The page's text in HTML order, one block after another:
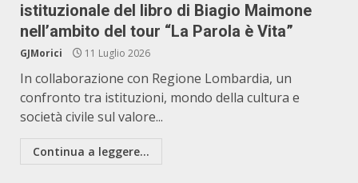
istituzionale del libro di Biagio Maimone
nell’ambito del tour “La Parola è Vita”
GJMorici 11 Luglio 2026
In collaborazione con Regione Lombardia, un
confronto tra istituzioni, mondo della cultura e
società civile sul valore...
Continua a leggere...